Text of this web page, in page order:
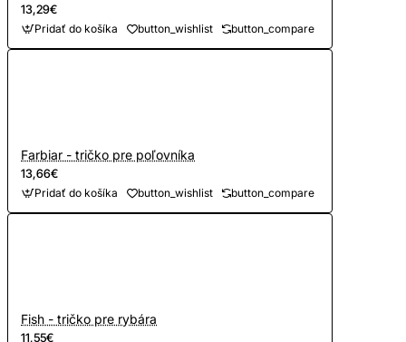
13,29€
Pridať do košíka button_wishlist button_compare
Farbiar - tričko pre poľovníka
13,66€
Pridať do košíka button_wishlist button_compare
Fish - tričko pre rybára
11,55€